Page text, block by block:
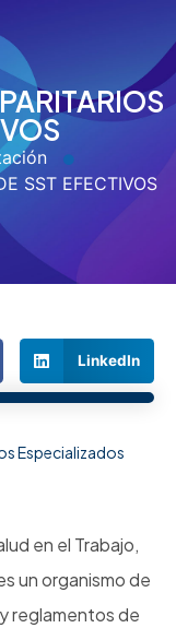
SST EFECTIVOS
LinkedIn
Especializados
en el Trabajo,
un organismo de
reglamentos de